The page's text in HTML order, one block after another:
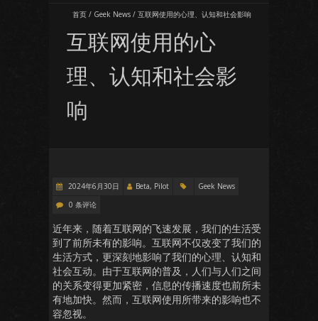
首页 / Geek News / 互联网使用的心理、认知和社会影响
互联网使用的心
理、认知和社会影
响
2024年6月30日 Beta, Pilot
Geek News
0 条评论
近年来，随着互联网的飞速发展，我们的生活受
到了前所未有的影响。互联网不仅改变了我们的
生活方式，更深刻地影响了我们的心理、认知和
社会互动。由于互联网的普及，人们与人们之间
的关系变得更加紧密，信息的传播速度也前所未
有地加快。然而，互联网使用所带来的影响也不
容忽视。